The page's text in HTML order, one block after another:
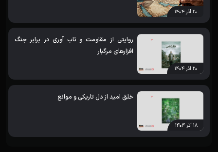
۲۰ آذر ۱۴۰۴
۲۰ آذر ۱۴۰۴
روایتی از مقاومت و تاب آوری در برابر جنگ
افزارهای مرگبار
۱۸ آذر ۱۴۰۴
خلق امید از دل تاریکی و موانع